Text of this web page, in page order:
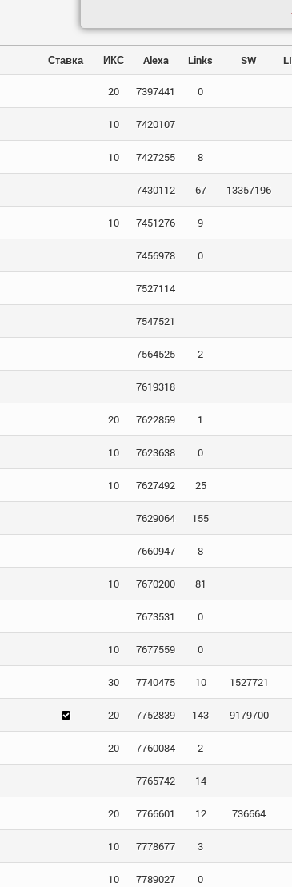
Ставка ИКС Alexa Links SW LI
20 7397441 0
10 7420107
10 7427255 8
7430112 67 13357196
10 7451276 9
7456978 0
7527114
7547521
7564525 2
7619318
20 7622859 1
10 7623638 0
10 7627492 25
7629064 155
7660947 8
10 7670200 81
7673531 0
10 7677559 0
30 7740475 10 1527721
20 7752839 143 9179700
20 7760084 2
7765742 14
20 7766601 12 736664
10 7778677 3
10 7789027 0